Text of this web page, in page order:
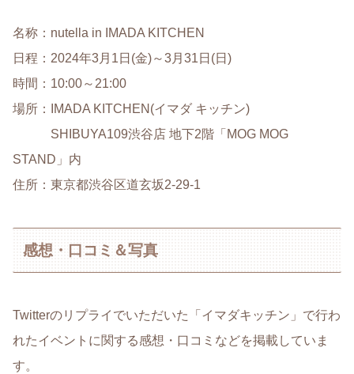
名称：nutella in IMADA KITCHEN
日程：2024年3月1日(金)～3月31日(日)
時間：10:00～21:00
場所：IMADA KITCHEN(イマダ キッチン)
SHIBUYA109渋谷店 地下2階「MOG MOG
STAND」内
住所：東京都渋谷区道玄坂2-29-1
感想・口コミ＆写真
Twitterのリプライでいただいた「イマダキッチン」で行わ
れたイベントに関する感想・口コミなどを掲載していま
す。